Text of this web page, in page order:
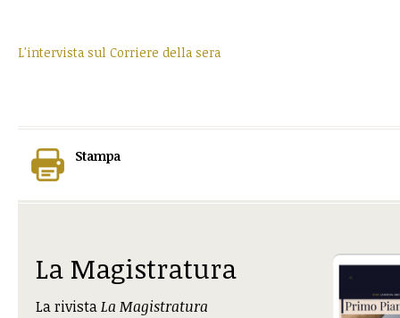
L'intervista sul Corriere della sera
Stampa
La Magistratura
La rivistaLa Magistratura